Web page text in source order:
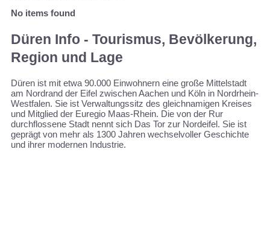
No items found
Düren Info - Tourismus, Bevölkerung,
Region und Lage
Düren ist mit etwa 90.000 Einwohnern eine große Mittelstadt
am Nordrand der Eifel zwischen Aachen und Köln in Nordrhein-
Westfalen. Sie ist Verwaltungssitz des gleichnamigen Kreises
und Mitglied der Euregio Maas-Rhein. Die von der Rur
durchflossene Stadt nennt sich Das Tor zur Nordeifel. Sie ist
geprägt von mehr als 1300 Jahren wechselvoller Geschichte
und ihrer modernen Industrie.